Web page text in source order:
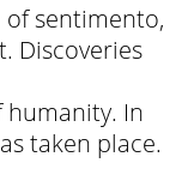
sentimento,
Discoveries
In
taken place.